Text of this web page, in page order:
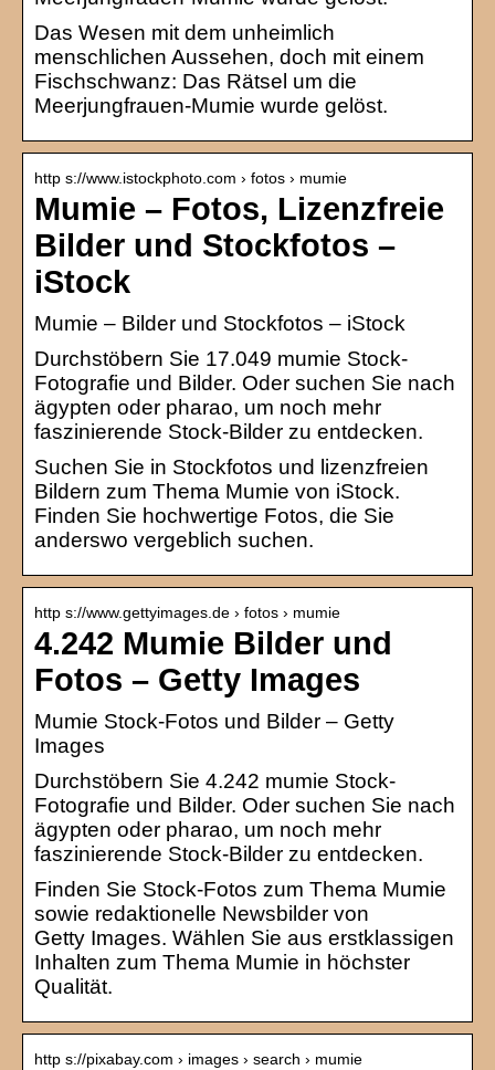
Das Wesen mit dem unheimlich
menschlichen Aussehen, doch mit einem
Fischschwanz: Das Rätsel um die
Meerjungfrauen-Mumie wurde gelöst.
http s://www.istockphoto.com › fotos › mumie
Mumie – Fotos, Lizenzfreie
Bilder und Stockfotos –
iStock
Mumie – Bilder und Stockfotos – iStock
Durchstöbern Sie 17.049 mumie Stock-
Fotografie und Bilder. Oder suchen Sie nach
ägypten oder pharao, um noch mehr
faszinierende Stock-Bilder zu entdecken.
Suchen Sie in Stockfotos und lizenzfreien
Bildern zum Thema Mumie von iStock.
Finden Sie hochwertige Fotos, die Sie
anderswo vergeblich suchen.
http s://www.gettyimages.de › fotos › mumie
4.242 Mumie Bilder und
Fotos – Getty Images
Mumie Stock-Fotos und Bilder – Getty
Images
Durchstöbern Sie 4.242 mumie Stock-
Fotografie und Bilder. Oder suchen Sie nach
ägypten oder pharao, um noch mehr
faszinierende Stock-Bilder zu entdecken.
Finden Sie Stock-Fotos zum Thema Mumie
sowie redaktionelle Newsbilder von
Getty Images. Wählen Sie aus erstklassigen
Inhalten zum Thema Mumie in höchster
Qualität.
http s://pixabay.com › images › search › mumie